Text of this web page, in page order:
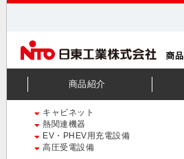
商品紹介
キャビネット
熱関連機器
EV・PHEV用充電設備
高圧受電設備